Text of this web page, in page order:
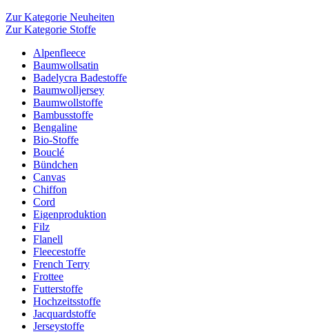
Zur Kategorie Neuheiten
Zur Kategorie Stoffe
Alpenfleece
Baumwollsatin
Badelycra Badestoffe
Baumwolljersey
Baumwollstoffe
Bambusstoffe
Bengaline
Bio-Stoffe
Bouclé
Bündchen
Canvas
Chiffon
Cord
Eigenproduktion
Filz
Flanell
Fleecestoffe
French Terry
Frottee
Futterstoffe
Hochzeitsstoffe
Jacquardstoffe
Jerseystoffe